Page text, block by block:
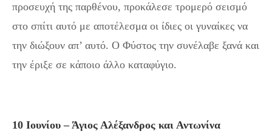
προσευχή της παρθένου, προκάλεσε τρομερό σεισμό
στο σπίτι αυτό με αποτέλεσμα οι ίδιες οι γυναίκες να
την διώξουν απ’ αυτό. Ο Φύστος την συνέλαβε ξανά και
την έριξε σε κάποιο άλλο καταφύγιο.
10 Ιουνίου – Άγιος Αλέξανδρος και Αντωνίνα